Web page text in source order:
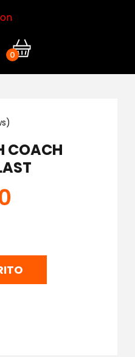
0
COACH